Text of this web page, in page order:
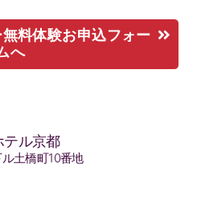
料体験お申込フォー
へ
テル京都
土橋町10番地